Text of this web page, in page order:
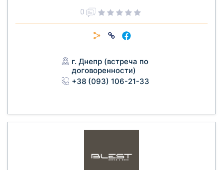
0
г. Днепр (встреча по
договоренности)
+38 (093) 106-21-33